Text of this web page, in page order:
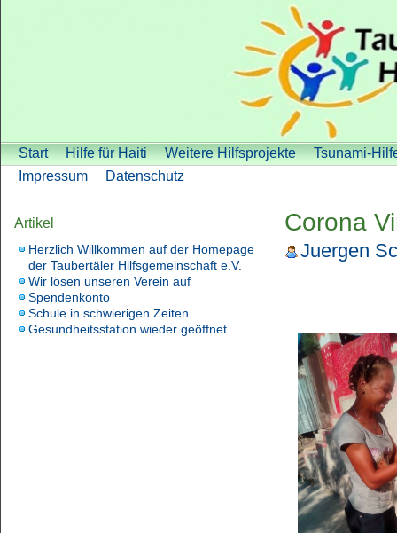
Start Hilfe für Haiti Weitere Hilfsprojekte
Tsunami-
Impressum
Datenschutz
Corona
Juergen
Artikel
Herzlich Willkommen auf der Homepage
der Taubertäler Hilfsgemeinschaft e.V.
Wir lösen unseren Verein auf
Spendenkonto
Schule in schwierigen Zeiten
Gesundheitsstation wieder geöffnet